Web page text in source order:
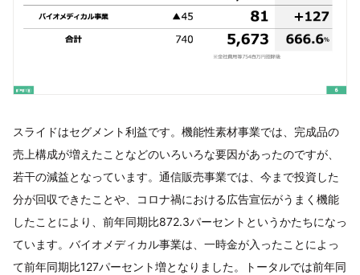
スライドはセグメント利益です。機能性素材事業では、完成品の
売上構成が増えたことなどのいろいろな要因があったのですが、
若干の減益となっています。通信販売事業では、今まで投資した
分が回収できたことや、コロナ禍における広告宣伝がうまく機能
したことにより、前年同期比872.3パーセントというかたちになっ
ています。バイオメディカル事業は、一時金が入ったことによっ
て前年同期比127パーセント増となりました。トータルでは前年同